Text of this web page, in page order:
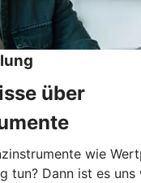
über
wie
tun? Dann ist es